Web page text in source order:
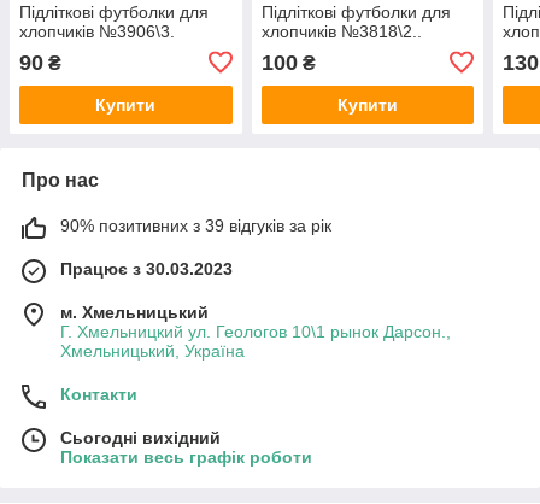
Підліткові футболки для
хлопчиків №3906\3.
90 ₴
Купити
Підліткові футболки для
хлопчиків №3818\2..
100₴
Купити
130
Про нас
90% позитивних з 39 відгуків за рік
Працює з 30.03.2023
м. Хмельницький
Г. Хмельницкий ул. Геологов 10\1 рынок Дарсон.,
Хмельницький, Україна
Контакти
Сьогодні вихідний
Показати весь графік роботи